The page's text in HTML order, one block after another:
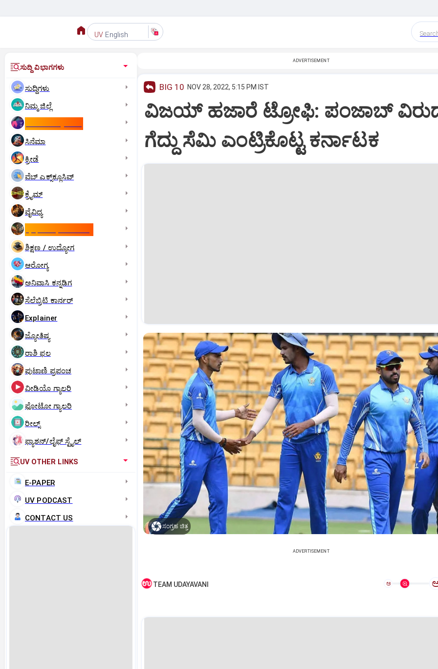
UV English
ಸುದ್ದಿ ವಿಭಾಗಗಳು
ಸುದ್ದಿಗಳು
ನಿಮ್ಮ ಜಿಲ್ಲೆ
ಸಿನೆಮಾ
ಕ್ರೀಡೆ
ವೆಬ್ ಎಕ್ಸ್‌ಕ್ಲೂಸಿವ್
ಕ್ರೈಮ್
ವೈವಿಧ್ಯ
ಶಿಕ್ಷಣ / ಉದ್ಯೋಗ
ಆರೋಗ್ಯ
ಅನಿವಾಸಿ ಕನ್ನಡಿಗ
ಸೆಲೆಬ್ರಿಟಿ ಕಾರ್ನರ್‌
Explainer
ಜ್ಯೋತಿಷ್ಯ
ರಾಶಿ ಫಲ
ಪುಟಾಣಿ ಪ್ರಪಂಚ
ವೀಡಿಯೊ ಗ್ಯಾಲರಿ
ಫೋಟೋ ಗ್ಯಾಲರಿ
ರೀಲ್ಸ್
ಫ್ಯಾಶನ್/ಲೈಫ್‌ ಸ್ಟೈಲ್
UV OTHER LINKS
E-PAPER
UV PODCAST
CONTACT US
ADVERTISEMENT
BIG 10 NOV 28, 2022, 5:15 PM IST
ವಿಜಯ್ ಹಜಾರೆ ಟ್ರೋಫಿ: ಪಂಜಾಬ್
ಗೆದ್ದು ಸೆಮಿ ಎಂಟ್ರಿಕೊಟ್ಟ ಕರ್ನಾಟಕ
ಸಂಗ್ರಹ ಚಿತ್ರ
ADVERTISEMENT
TEAM UDAYAVANI ಅ